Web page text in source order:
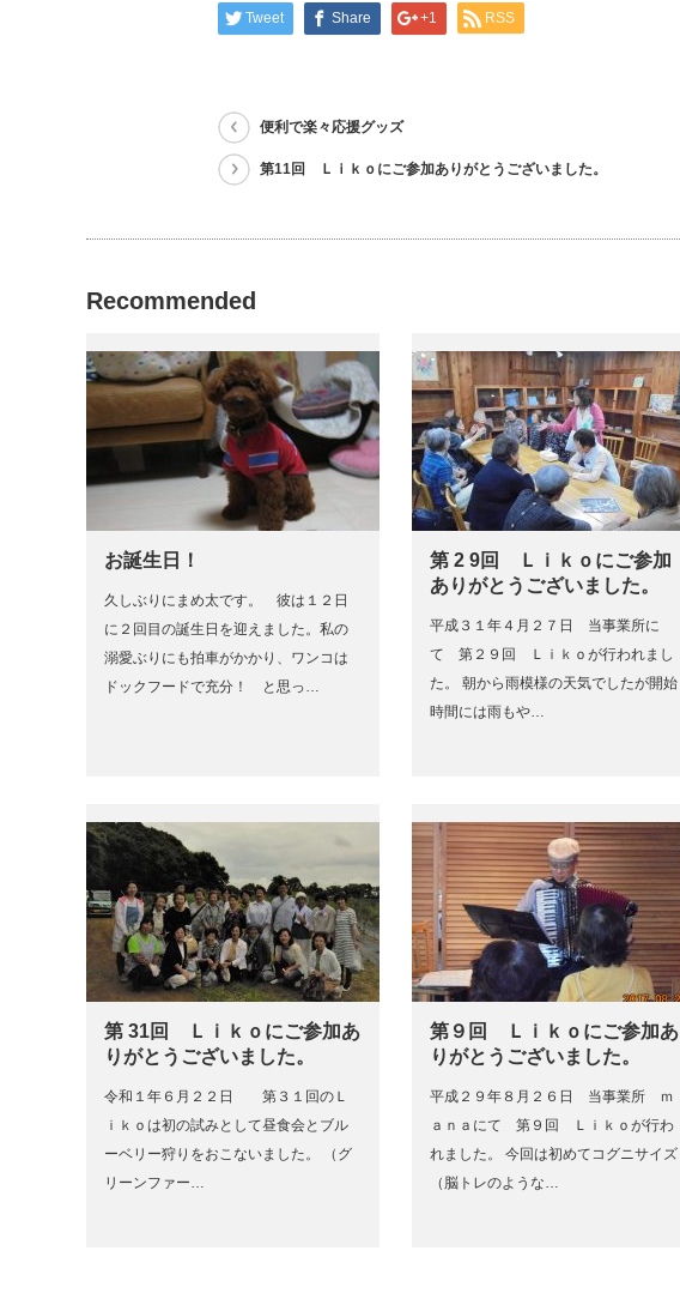
Tweet Share +1 RSS
便利で楽々応援グッズ
第11回 Ｌｉｋｏにご参加ありがとうございました。
Recommended
お誕生日！
久しぶりにまめ太です。 彼は１２日
に２回目の誕生日を迎えました。私の
溺愛ぶりにも拍車がかかり、ワンコは
ドックフードで充分！ と思っ…
第 2 9回 Ｌｉｋｏにご参加
ありがとうございました。
平成３１年４月２７日 当事業所に
て 第２９回 Ｌｉｋｏが行われまし
た。 朝から雨模様の天気でしたが開始
時間には雨もや…
第 31回 Ｌｉｋｏにご参加あ
りがとうございました。
令和１年６月２２日 第３１回のＬ
ｉｋｏは初の試みとして昼食会とブル
ーベリー狩りをおこないました。 （グ
リーンファー…
第９回 Ｌｉｋｏにご参加あ
りがとうございました。
平成２９年８月２６日 当事業所 ｍ
ａｎａにて 第９回 Ｌｉｋｏが行わ
れました。 今回は初めてコグニサイズ
（脳トレのような…